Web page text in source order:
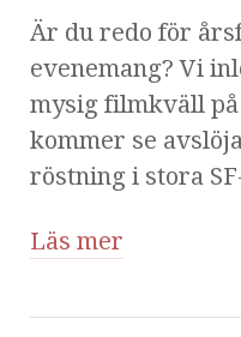
Är du redo för
evenemang? Vi
mysig filmkväll
kommer se
röstning i stora
Läs mer